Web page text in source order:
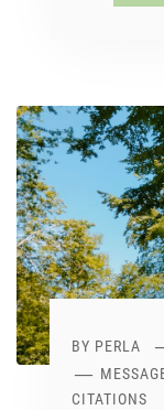
BY PERLA
CITATIONS